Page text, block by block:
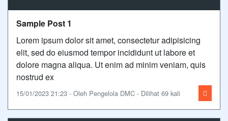
Sample Post 1
Lorem ipsum dolor sit amet, consectetur adipisicing
elit, sed do eiusmod tempor incididunt ut labore et
dolore magna aliqua. Ut enim ad minim veniam, quis
nostrud ex
15/01/2023 21:23 - Oleh Pengelola DMC - Dilihat 69 kali